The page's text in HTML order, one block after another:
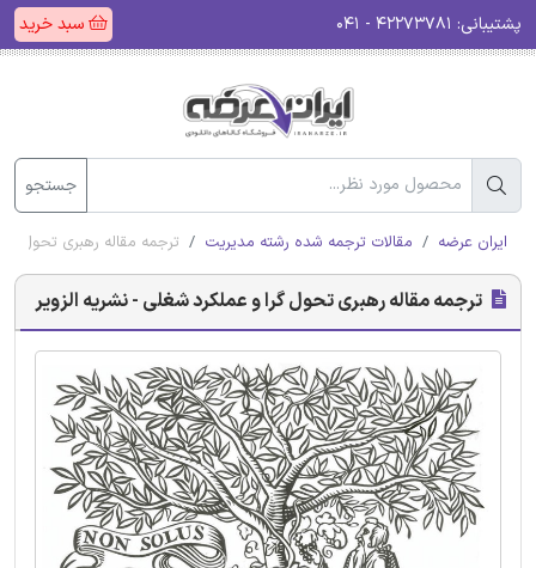
پشتیبانی: سبد خرید
جستجو
ایران عرضه مقالات ترجمه شده رشته مدیریت ترجمه مقاله رهبری تحول
ترجمه مقاله رهبری تحول گرا و عملکرد شغلی - نشریه الزویر